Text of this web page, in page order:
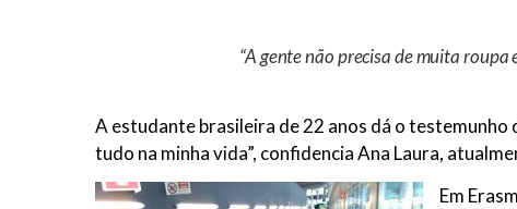
“A gente não precisa de muita roupa
A estudante brasileira de 22 anos dá o testemunho
tudo na minha vida”, confidencia Ana Laura,
Em